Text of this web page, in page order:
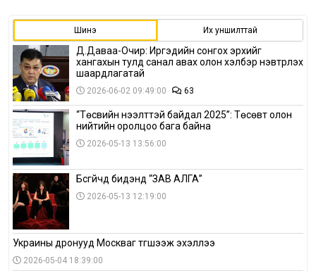
Шинэ Их уншилттай
Д.Даваа-Очир: Иргэдийн сонгох эрхийг
хангахын тулд санал авах олон хэлбэр нэвтрүүлэх
шаардлагатай
2026-06-02 09:49:00 63
“Төсвийн нээлттэй байдал 2025”: Төсөвт олон
нийтийн оролцоо бага байна
2026-05-13 13:56:00
Бүсгүйчүүд бидэнд “ЗАВ АЛГА”
2026-05-13 12:19:00
Украины дронууд Москваг түгшээж эхэллээ
2026-05-04 18:39:00